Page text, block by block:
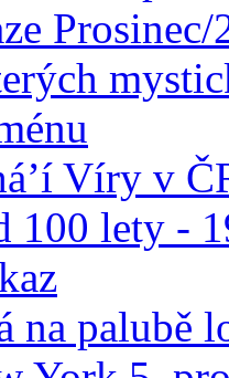
Prosinec/
Víry v
100 lety -
na palubě